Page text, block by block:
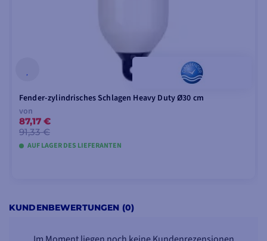
Fender-zylindrisches Schlagen Heavy Duty Ø30 cm
von
87,17 €
91,33 €
AUF LAGER DES LIEFERANTEN
KUNDENBEWERTUNGEN (0)